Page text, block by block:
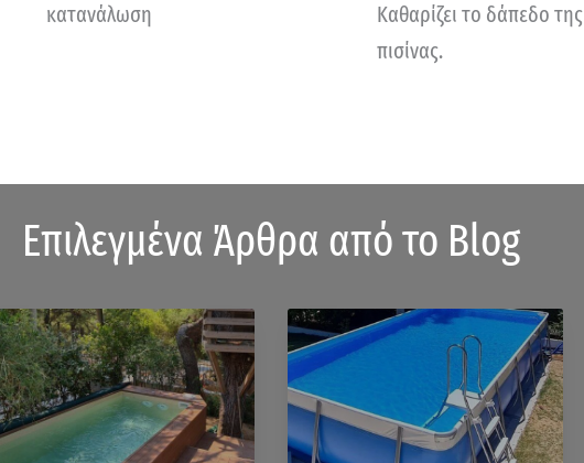
κατανάλωση
Καθαρίζει το δάπεδο της
πισίνας.
Επιλεγμένα Άρθρα από το Blog